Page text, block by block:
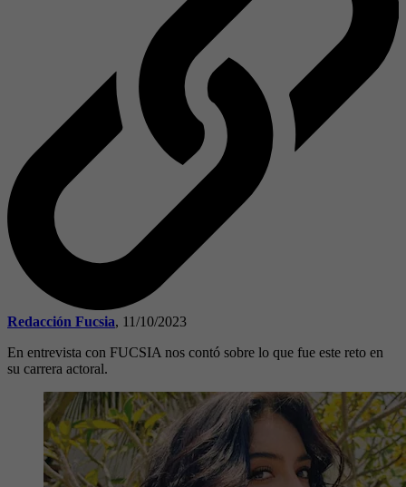
Redacción Fucsia, 11/10/2023
En entrevista con FUCSIA nos contó sobre lo que fue este reto en
su carrera actoral.